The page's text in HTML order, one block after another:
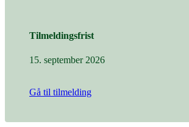
Tilmeldingsfrist
15. september 2026
Gå til tilmelding